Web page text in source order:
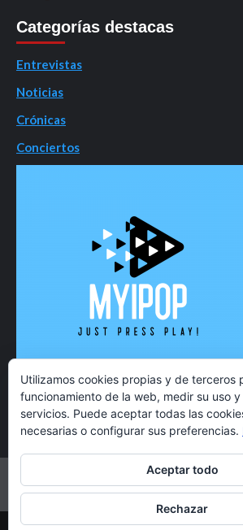
Categorías destacas
Entrevistas
Noticias
Crónicas
Conciertos
TwitterInstagramFacebook
Utilizamos cookies propias y de terceros
funcionamiento de la web, medir su uso
servicios. Puede aceptar todas las
necesarias o configurar sus preferencias.
Aceptar todo
Rechazar